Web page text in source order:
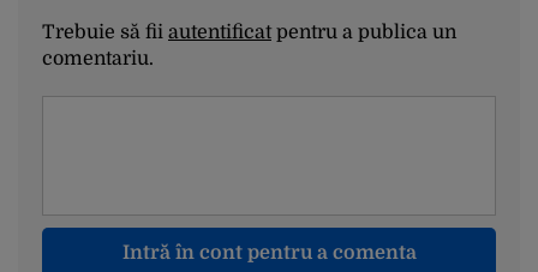
Trebuie să fii autentificatpentru a publica un
comentariu.
Intră în cont pentru a comenta